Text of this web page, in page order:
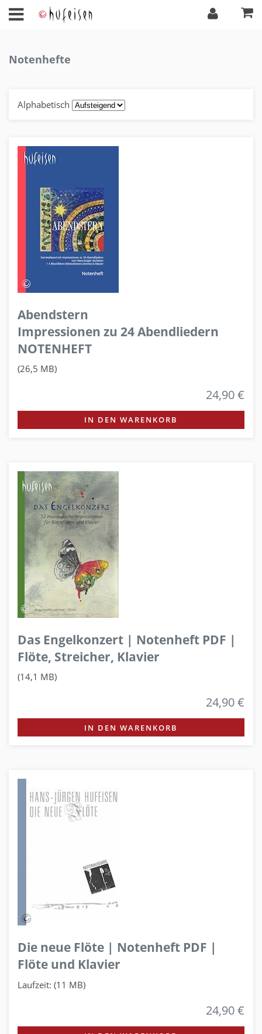
Notenhefte
Alphabetisch
Abendstern
Impressionen zu 24 Abendliedern
NOTENHEFT
(26,5 MB)
24,90 €
IN DEN WARENKORB
Das Engelkonzert | Notenheft PDF |
Flöte, Streicher, Klavier
(14,1 MB)
24,90 €
IN DEN WARENKORB
Die neue Flöte | Notenheft PDF |
Flöte und Klavier
Laufzeit: (11 MB)
24,90 €